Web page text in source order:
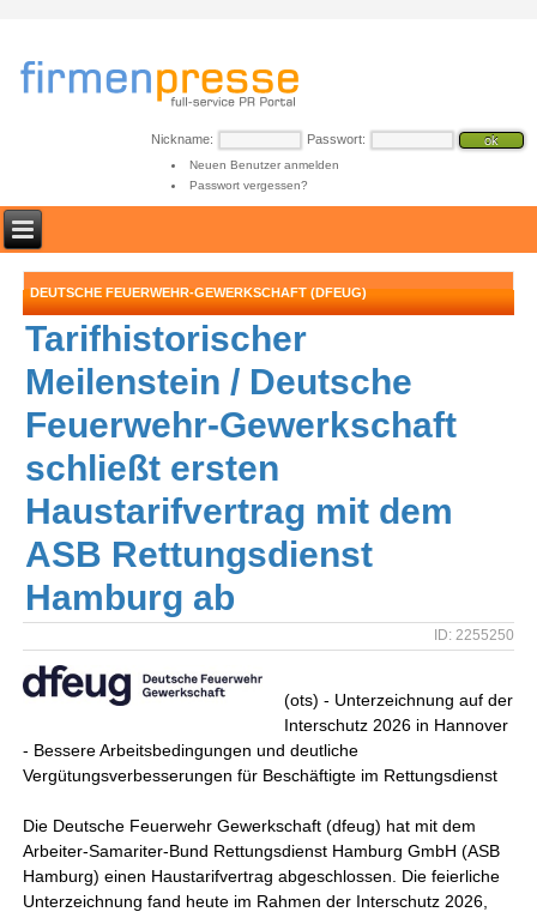
Nickname: Passwort:
Neuen Benutzer anmelden
Passwort vergessen?
DEUTSCHE FEUERWEHR-GEWERKSCHAFT (DFEUG)
Tarifhistorischer
Meilenstein / Deutsche
Feuerwehr-Gewerkschaft
schließt ersten
Haustarifvertrag mit dem
ASB Rettungsdienst
Hamburg ab
ID: 2255250
(ots) - Unterzeichnung auf der
Interschutz 2026 in Hannover
- Bessere Arbeitsbedingungen und deutliche
Vergütungsverbesserungen für Beschäftigte im Rettungsdienst
Die Deutsche Feuerwehr Gewerkschaft (dfeug) hat mit dem
Arbeiter-Samariter-Bund Rettungsdienst Hamburg GmbH (ASB
Hamburg) einen Haustarifvertrag abgeschlossen. Die feierliche
Unterzeichnung fand heute im Rahmen der Interschutz 2026,